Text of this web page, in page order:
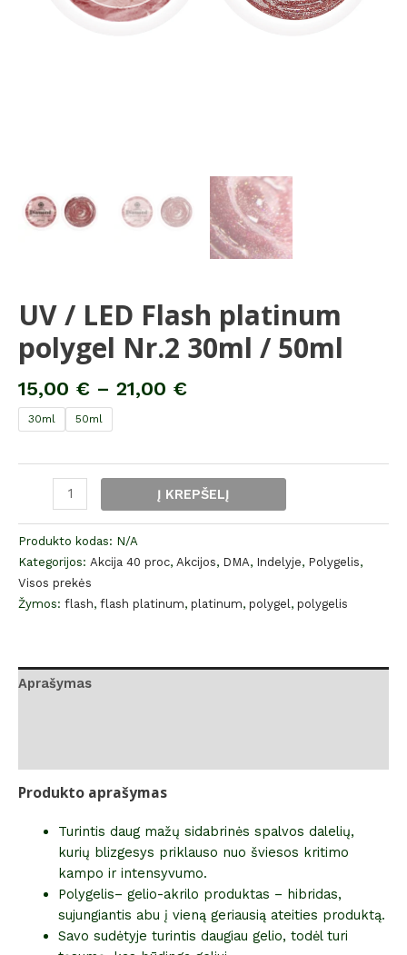
UV / LED Flash platinum
polygel Nr.2 30ml / 50ml
15,00 € – 21,00 €
30ml 50ml
Į KREPŠELĮ
Produkto kodas: N/A
Kategorijos: Akcija 40 proc, Akcijos, DMA, Indelyje, Polygelis,
Visos prekės
Žymos: flash, flash platinum, platinum, polygel , polygelis
Aprašymas
Produkto aprašymas
Turintis daug mažų sidabrinės spalvos dalelių,
kurių blizgesys priklauso nuo šviesos kritimo
kampo ir intensyvumo.
Polygelis– gelio-akrilo produktas – hibridas,
sujungiantis abu į vieną geriausią ateities produktą.
Savo sudėtyje turintis daugiau gelio, todėl turi